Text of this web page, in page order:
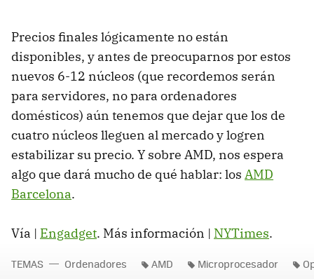
Precios finales lógicamente no están
disponibles, y antes de preocuparnos por estos
nuevos 6-12 núcleos (que recordemos serán
para servidores, no para ordenadores
domésticos) aún tenemos que dejar que los de
cuatro núcleos lleguen al mercado y logren
estabilizar su precio. Y sobre AMD, nos espera
algo que dará mucho de qué hablar: los AMD
Barcelona.
Vía | Engadget. Más información | NYTimes.
TEMAS Ordenadores AMD Microprocesador